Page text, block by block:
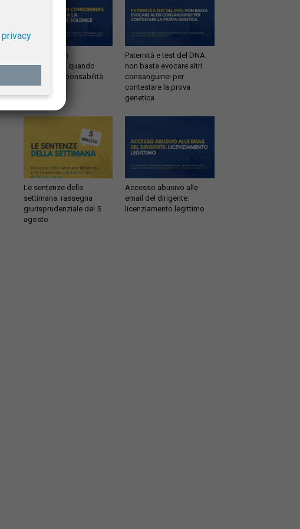
Infiltrazioni in
condominio: quando
scatta la responsabilità
solidale
Paternità e test del DNA:
non basta evocare altri
consanguinei per
contestare la prova
genetica
Le sentenze della
settimana: rassegna
giurisprudenziale del 5
agosto
Accesso abusivo alle
email del dirigente:
licenziamento legittimo
privacy